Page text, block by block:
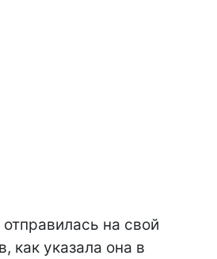
на свой
как указала она в